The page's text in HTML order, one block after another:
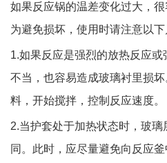
如果反应锅的温差变化过大，很
为避免损坏，使用时请注意以下
1.如果反应是强烈的放热反应或
不当，也容易造成玻璃衬里损
料，开始搅拌，控制反应速度。
2.当护套处于加热状态时，玻
同。此时，应尽量避免向反应